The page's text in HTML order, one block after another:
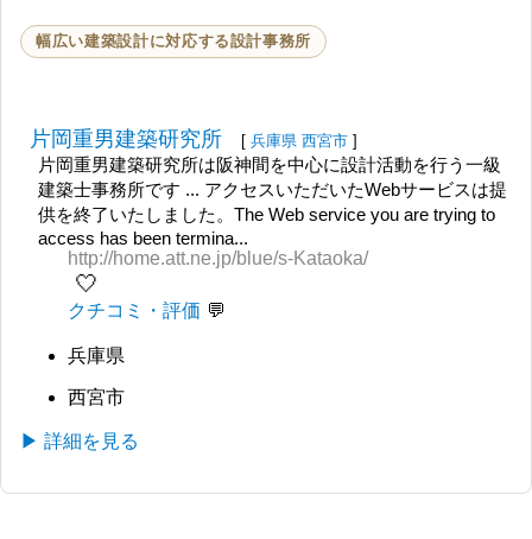
幅広い建築設計に対応する設計事務所
片岡重男建築研究所 [ 兵庫県 西宮市 ]
片岡重男建築研究所は阪神間を中心に設計活動を行う一級
建築士事務所です ... アクセスいただいたWebサービスは提
供を終了いたしました。The Web service you are trying to
access has been termina...
http://home.att.ne.jp/blue/s-Kataoka/
🤍
クチコミ・評価
兵庫県
西宮市
▶ 詳細を見る